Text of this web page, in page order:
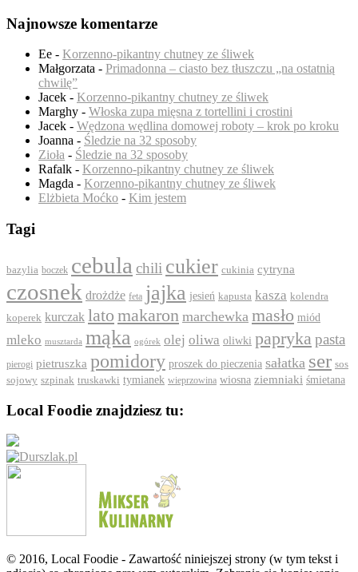
Najnowsze komentarze
Ee - Korzenno-pikantny chutney ze śliwek
Małgorzata - Primadonna – ciasto bez tłuszczu „na ostatnią
chwilę”
Jacek - Korzenno-pikantny chutney ze śliwek
Marghy - Włoska zupa mięsna z tortellini i crostini
Jacek - Wędzona wędlina domowej roboty – krok po kroku
Joanna - Śledzie na 32 sposoby
Zioła - Śledzie na 32 sposoby
Rafalk - Korzenno-pikantny chutney ze śliwek
Magda - Korzenno-pikantny chutney ze śliwek
Elżbieta Moćko - Kim jestem
Tagi
bazylia boczek cebula chili cukier cukinia cytryna
czosnek drożdże feta jajka jesień kapusta kasza kolendra
koperek kurczak lato makaron marchewka masło miód
mleko musztarda mąka ogórek olej oliwa oliwki papryka pasta
pierogi pietruszka pomidory proszek do pieczenia sałatka ser sos
sojowy szpinak truskawki tymianek wieprzowina wiosna ziemniaki śmietana
Local Foodie znajdziesz tu:
© 2016, Local Foodie - Zawartość niniejszej strony (w tym tekst i